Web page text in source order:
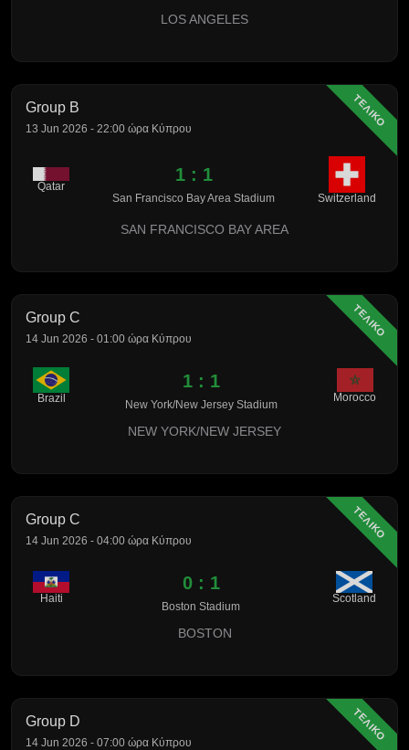
LOS ANGELES
ΤΕΛΙΚΟ
Group B
13 Jun 2026 - 22:00 ώρα Κύπρου
Qatar
1 : 1
San Francisco Bay Area Stadium Switzerland
SAN FRANCISCO BAY AREA
ΤΕΛΙΚΟ
Group C
14 Jun 2026 - 01:00 ώρα Κύπρου
Brazil
1 : 1
New York/New Jersey Stadium
Morocco
NEW YORK/NEW JERSEY
ΤΕΛΙΚΟ
Group C
14 Jun 2026 - 04:00 ώρα Κύπρου
Haiti
0 : 1
Boston Stadium
Scotland
BOSTON
ΤΕΛΙΚΟ
Group D
14 Jun 2026 - 07:00 ώρα Κύπρου